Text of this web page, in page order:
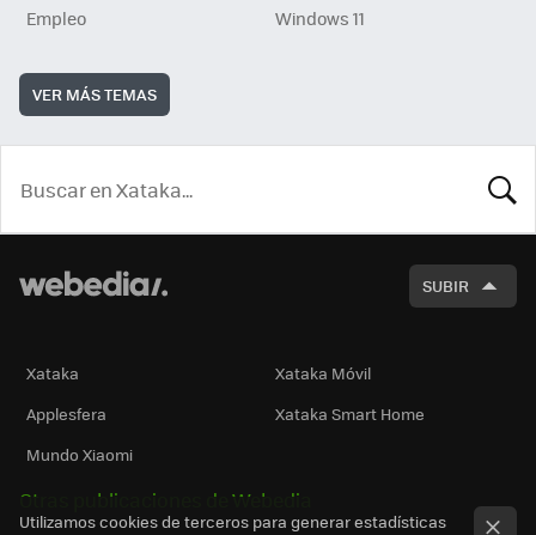
Empleo
Windows 11
VER MÁS TEMAS
SUBIR
Xataka
Xataka Móvil
Applesfera
Xataka Smart Home
Mundo Xiaomi
Otras publicaciones de Webedia
Utilizamos cookies de terceros para generar estadísticas